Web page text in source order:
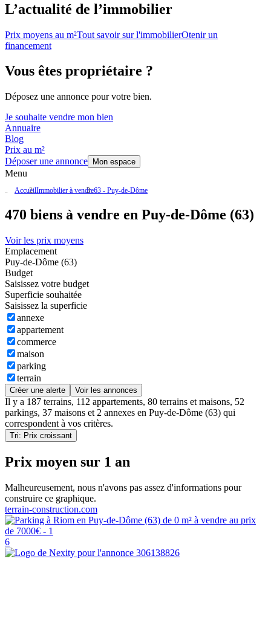
L’actualité de l’immobilier
Prix moyens au m²Tout savoir sur l'immobilierOtenir un
financement
Vous êtes propriétaire ?
Déposez une annonce pour votre bien.
Je souhaite vendre mon bien
Annuaire
Blog
Prix au m²
Déposer une annonce
Mon espace
Menu
AccueilImmobilier à vendre63 - Puy-de-Dôme
470 biens à vendre en Puy-de-Dôme (63)
Voir les prix moyens
Emplacement
Puy-de-Dôme (63)
Budget
Saisissez votre budget
Superficie souhaitée
Saisissez la superficie
annexe
appartement
commerce
maison
parking
terrain
Créer une alerte Voir les annonces
Il y a 187 terrains, 112 appartements, 80 terrains et maisons, 52
parkings, 37 maisons et 2 annexes en Puy-de-Dôme (63) qui
correspondent à vos critères.
Tri: Prix croissant
Prix moyen sur 1 an
Malheureusement, nous n'avons pas assez d'informations pour
construire ce graphique.
terrain-construction.com
6